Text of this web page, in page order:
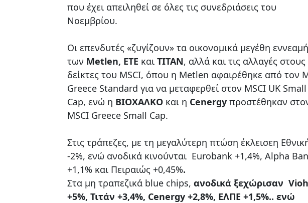
που έχει απειληθεί σε όλες τις συνεδριάσεις του
Νοεμβρίου.
Οι επενδυτές «ζυγίζουν» τα οικονομικά μεγέθη
των Metlen, ΕΤΕ και ΤΙΤΑΝ, αλλά και τις αλλαγές στους
δείκτες του MSCI, όπου η Metlen αφαιρέθηκε από τον
Greece Standard για να μεταφερθεί στον MSCI UK Small
Cap, ενώ η ΒΙΟΧΑΛΚΟ και η Cenergy προστέθηκαν
MSCI Greece Small Cap.
Στις τράπεζες, με τη μεγαλύτερη πτώση έκλεισεη
-2%, ενώ ανοδικά κινούνται Eurobank +1,4%, Alpha
+1,1% και Πειραιώς +0,45%.
Στα μη τραπεζικά blue chips, ανοδικά ξεχώρισαν
+5%, Τιτάν +3,4%, Cenergy +2,8%, ΕΛΠΕ +1,5%.. ενώ